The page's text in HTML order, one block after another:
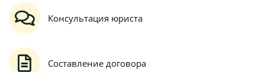
Консультация юриста
Составление договора